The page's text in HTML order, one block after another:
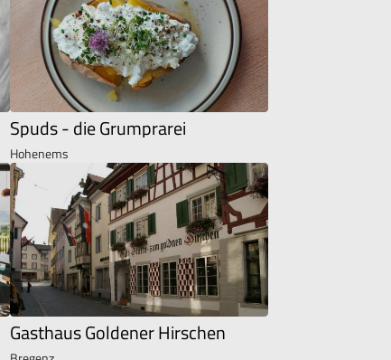
Spuds - die Grumprarei
Hohenems
Gasthaus Goldener Hirschen